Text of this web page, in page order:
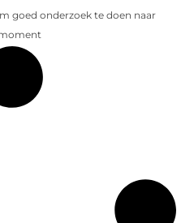
goed onderzoek te doen naar